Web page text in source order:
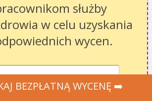
służby
w celu uzyskania
wycen.
MOJĄ OFERTĘ
BEZPŁATNĄ WYCENĘ ➡️